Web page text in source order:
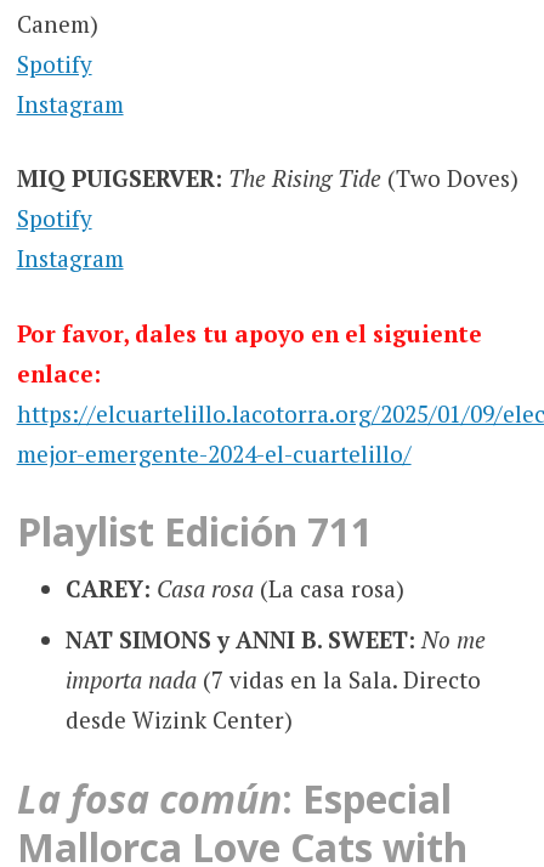
Canem)
Spotify
Instagram
MIQ PUIGSERVER: The Rising Tide(Two Doves)
Spotify
Instagram
Por favor, dales tu apoyo en el siguiente
enlace:
https://elcuartelillo.lacotorra.org/2025/01/09/
mejor-emergente-2024-el-cuartelillo/
Playlist Edición 711
CAREY: Casa rosa(La casa rosa)
NAT SIMONS y ANNI B. SWEET:No me
importa nada(7 vidas en la Sala. Directo
desde Wizink Center)
La fosa común: Especial
Mallorca Love Cats with